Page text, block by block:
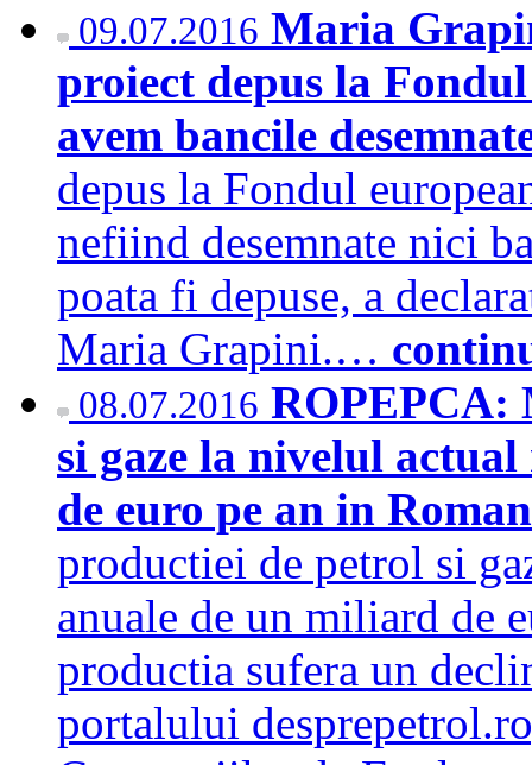
09.07.2016 Maria
proiect depus la
avem bancile
depus la Fondul
nefiind desemnate nici
poata fi depuse, a
Maria Grapini.…
08.07.2016 ROPEPCA:
si gaze la nivelul
de euro pe an in
productiei de petrol si
anuale de un miliard de
productia sufera un
portalului